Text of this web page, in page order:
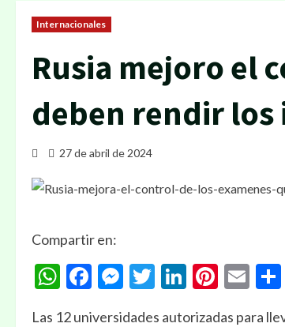
Internacionales
Rusia mejoro el
deben rendir
27 de abril de 2024
Compartir en:
WhatsApp
Facebook
Messenger
Twitter
LinkedIn
Las 12 universidades autorizadas para